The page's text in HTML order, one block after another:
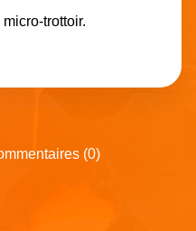
trottoir.
(0)